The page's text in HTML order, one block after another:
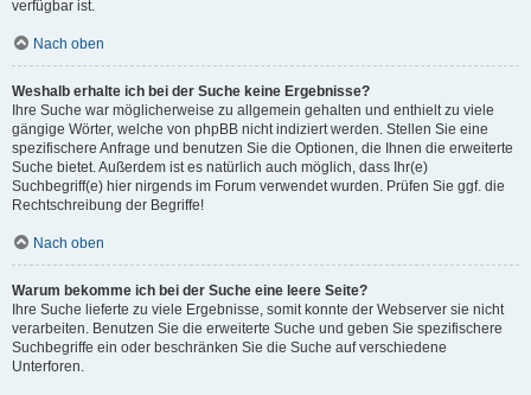
verfügbar ist.
Nach oben
Weshalb erhalte ich bei der Suche keine Ergebnisse?
Ihre Suche war möglicherweise zu allgemein gehalten und enthielt zu viele
gängige Wörter, welche von phpBB nicht indiziert werden. Stellen Sie eine
spezifischere Anfrage und benutzen Sie die Optionen, die Ihnen die erweiterte
Suche bietet. Außerdem ist es natürlich auch möglich, dass Ihr(e)
Suchbegriff(e) hier nirgends im Forum verwendet wurden. Prüfen Sie ggf. die
Rechtschreibung der Begriffe!
Nach oben
Warum bekomme ich bei der Suche eine leere Seite?
Ihre Suche lieferte zu viele Ergebnisse, somit konnte der Webserver sie nicht
verarbeiten. Benutzen Sie die erweiterte Suche und geben Sie spezifischere
Suchbegriffe ein oder beschränken Sie die Suche auf verschiedene
Unterforen.